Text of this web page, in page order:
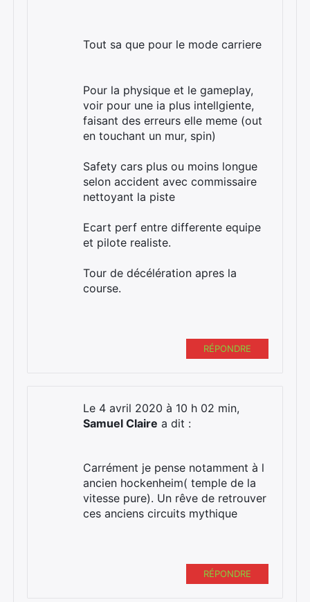
Tout sa que pour le mode carriere
Pour la physique et le gameplay,
voir pour une ia plus intellgiente,
faisant des erreurs elle meme (out
en touchant un mur, spin)
Safety cars plus ou moins longue
selon accident avec commissaire
nettoyant la piste
Ecart perf entre differente equipe
et pilote realiste.
Tour de décélération apres la
course.
RÉPONDRE
Le 4 avril 2020 à 10 h 02 min,
Samuel Claire a dit :
Carrément je pense notamment à l
ancien hockenheim( temple de la
vitesse pure). Un rêve de retrouver
ces anciens circuits mythique
RÉPONDRE